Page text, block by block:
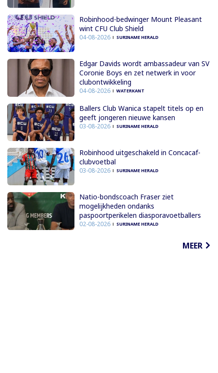
Robinhood-bedwinger Mount Pleasant
wint CFU Club Shield
04-08-2026 SURINAME HERALD
Edgar Davids wordt ambassadeur van SV
Coronie Boys en zet netwerk in voor
clubontwikkeling
04-08-2026 WATERKANT
Ballers Club Wanica stapelt titels op en
geeft jongeren nieuwe kansen
03-08-2026 SURINAME HERALD
Robinhood uitgeschakeld in Concacaf-
clubvoetbal
03-08-2026 SURINAME HERALD
Natio-bondscoach Fraser ziet
mogelijkheden ondanks
paspoortperikelen diasporavoetballers
02-08-2026 SURINAME HERALD
MEER